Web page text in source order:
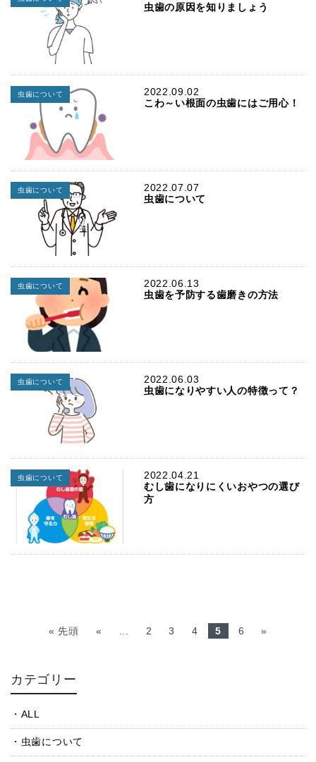
虫歯の原因を知りましょう
2022.09.02
虫歯について
こわ～い根面の虫歯にはご用心！
2022.07.07
虫歯について
虫歯について
2022.06.13
虫歯について
虫歯を予防する歯磨きの方法
2022.06.03
虫歯について
虫歯になりやすい人の特徴って？
2022.04.21
虫歯について
むし歯になりにくいおやつの選び
方
« 先頭 « 2 3 4 5 6 »
カテゴリー
ALL
虫歯について